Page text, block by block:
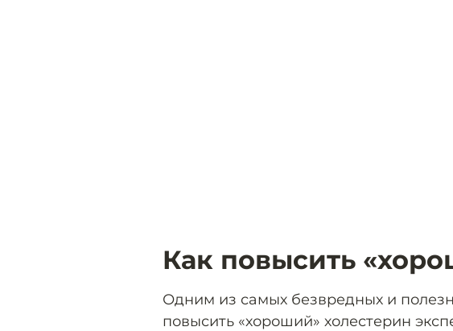
Как повысить
Одним из самых безвредных и
повысить «хороший» холестерин